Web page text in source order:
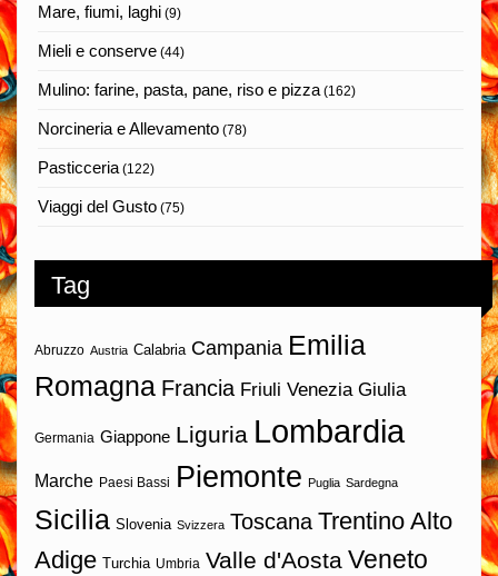
Mare, fiumi, laghi (9)
Mieli e conserve (44)
Mulino: farine, pasta, pane, riso e pizza(162)
Norcineria e Allevamento (78)
Pasticceria(122)
Viaggi del Gusto (75)
Tag
Abruzzo Austria Calabria Campania Emilia
Romagna Francia Friuli Venezia Giulia
Germania Giappone Liguria Lombardia
Marche Paesi Bassi Piemonte Puglia Sardegna
Sicilia Slovenia Svizzera Toscana Trentino Alto
Adige Turchia Umbria Valle d'Aosta Veneto